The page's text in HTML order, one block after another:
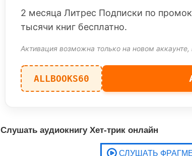
2 месяца Литрес Подписки по
тысячи книг бесплатно.
Активация возможна только на новом
ALLBOOKS60
Слушать аудиокнигу Хет-трик онлайн